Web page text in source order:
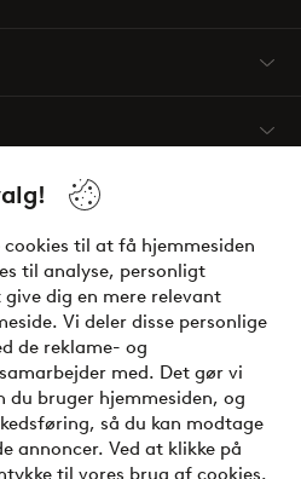
til at få hjemmesiden
til analyse, personligt
dig en mere relevant
Vi deler disse personlige
de reklame- og
med. Det gør vi
bruger hjemmesiden, og
så du kan modtage
annoncer. Ved at klikke på
til vores brug af cookies.
- betal nu eller del op
vores betalingsmuligheder?